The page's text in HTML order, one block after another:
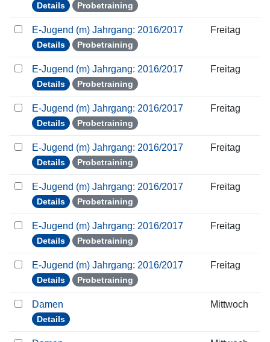
Details Probetraining
E-Jugend (m) Jahrgang: 2016/2017
Details Probetraining
Freitag
E-Jugend (m) Jahrgang: 2016/2017
Details Probetraining
Freitag
E-Jugend (m) Jahrgang: 2016/2017
Details Probetraining
Freitag
E-Jugend (m) Jahrgang: 2016/2017
Details Probetraining
Freitag
E-Jugend (m) Jahrgang: 2016/2017
Details Probetraining
Freitag
E-Jugend (m) Jahrgang: 2016/2017
Details Probetraining
Freitag
E-Jugend (m) Jahrgang: 2016/2017
Details Probetraining
Freitag
Damen
Details
Mittwoch